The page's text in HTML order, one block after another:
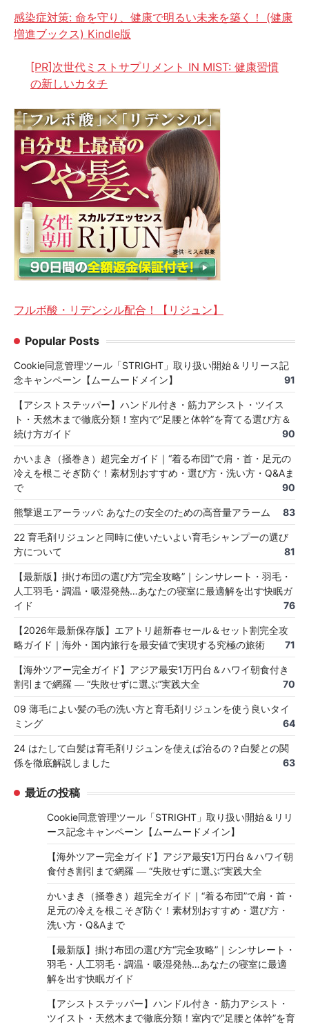
感染症対策: 命を守り、健康で明るい未来を築く！ (健康
増進ブックス) Kindle版
[PR]次世代ミストサプリメント IN MIST: 健康習慣
の新しいカタチ
フルボ酸・リデンシル配合！【リジュン】
Popular Posts
Cookie同意管理ツール「STRIGHT」取り扱い開始＆リリース記
念キャンペーン【ムームードメイン】
91
【アシストステッパー】ハンドル付き・筋力アシスト・ツイス
ト・天然木まで徹底分類！室内で“足腰と体幹”を育てる選び方＆
続け方ガイド
90
かいまき（掻巻き）超完全ガイド｜“着る布団”で肩・首・足元の
冷えを根こそぎ防ぐ！素材別おすすめ・選び方・洗い方・Q&Aま
で
90
熊撃退エアーラッパ: あなたの安全のための高音量アラーム 83
22 育毛剤リジュンと同時に使いたいよい育毛シャンプーの選び
方について
81
【最新版】掛け布団の選び方“完全攻略”｜シンサレート・羽毛・
人工羽毛・調温・吸湿発熱…あなたの寝室に最適解を出す快眠ガ
イド
76
【2026年最新保存版】エアトリ超新春セール＆セット割完全攻
略ガイド｜海外・国内旅行を最安値で実現する究極の旅術
71
【海外ツアー完全ガイド】アジア最安1万円台＆ハワイ朝食付き
割引まで網羅 ― “失敗せずに選ぶ”実践大全
70
09 薄毛によい髪の毛の洗い方と育毛剤リジュンを使う良いタイ
ミング
64
24 はたして白髪は育毛剤リジュンを使えば治るの？白髪との関
係を徹底解説しました
63
最近の投稿
Cookie同意管理ツール「STRIGHT」取り扱い開始＆リリ
ース記念キャンペーン【ムームードメイン】
【海外ツアー完全ガイド】アジア最安1万円台＆ハワイ朝
食付き割引まで網羅 ― “失敗せずに選ぶ”実践大全
かいまき（掻巻き）超完全ガイド｜“着る布団”で肩・首・
足元の冷えを根こそぎ防ぐ！素材別おすすめ・選び方・
洗い方・Q&Aまで
【最新版】掛け布団の選び方“完全攻略”｜シンサレート・
羽毛・人工羽毛・調温・吸湿発熱…あなたの寝室に最適
解を出す快眠ガイド
【アシストステッパー】ハンドル付き・筋力アシスト・
ツイスト・天然木まで徹底分類！室内で“足腰と体幹”を育